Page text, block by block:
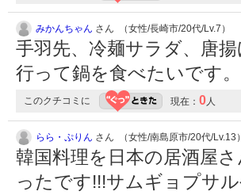
みかんちゃん さん （女性/長崎市/20代/Lv.7）
手羽先、冷麺サラダ、唐
行って鍋を食べたいです。
このクチコミに 現在： 0人
らら・ぷりん さん （女性/南島原市/20代/Lv.13）
韓国料理を日本の居酒屋
ったです!!!サムギョプサ